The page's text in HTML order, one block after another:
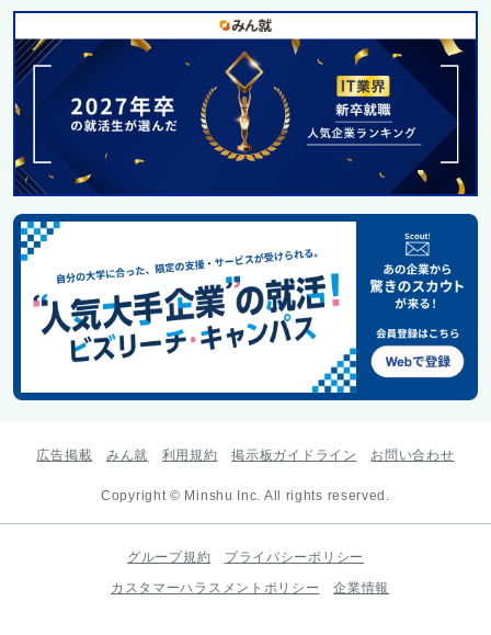
広告掲載 みん就 利用規約 掲示板ガイドライン お問い合わせ
Copyright © Minshu Inc. All rights reserved.
グループ規約
プライバシーポリシー
カスタマーハラスメントポリシー
企業情報